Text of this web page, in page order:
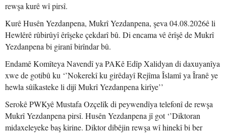
rewşa kurê wî pirsî.
Kurê Husên Yezdanpena, Mukrî Yezdanpena, şeva 04.08.2026ê li
Hewlêrê rûbirûyî êrîşeke çekdarî bû. Di encama vê êrîşê de Mukrî
Yezdanpena bi giranî birîndar bû.
Endamê Komîteya Navendî ya PAKê Edîp Xalidyan di daxuyanîya
xwe de gotibû ku ‘’Nokerekî ku girêdayî Rejîma Îslamî ya Îranê ye
hewla sûîkasteke li dijî Mukrî Yezdanpena kirîye’’
Serokê PWKyê Mustafa Ozçelîk di peywendîya telefonî de rewşa
Mukrî Yezdanpena pirsî. Husên Yezdanpena jî got ‘’Diktoran
midaxeleyeke baş kirine. Diktor dibêjin rewşa wî hinekî bi ber